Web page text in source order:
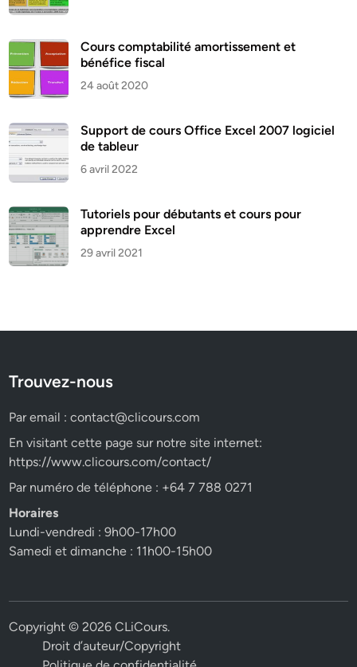
Cours comptabilité amortissement et
bénéfice fiscal
24 août 2020
Support de cours Office Excel 2007 logiciel
de tableur
6 avril 2022
Tutoriels pour débutants et cours pour
apprendre Excel
29 avril 2021
Trouvez-nous
Par email :contact@clicours.com
En visitant cette page sur notre site internet:
https://www.clicours.com/contact/
Par numéro de téléphone : +64 7 788 0271
Horaires
Lundi-vendredi : 9h00-17h00
Samedi et dimanche : 11h00-15h00
Copyright © 2026CLiCours.
Droit d’auteur/Copyright